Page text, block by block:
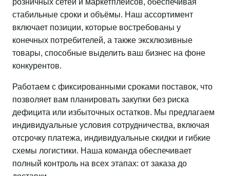
розничных сетей и маркетплейсов, обеспечивая
стабильные сроки и объёмы. Наш ассортимент
включает позиции, которые востребованы у
конечных потребителей, а также эксклюзивные
товары, способные выделить ваш бизнес на фоне
конкурентов.
Работаем с фиксированными сроками поставок, что
позволяет вам планировать закупки без риска
дефицита или избыточных остатков. Мы предлагаем
индивидуальные условия сотрудничества, включая
отсрочку платежа, индивидуальные скидки и гибкие
схемы логистики. Наша команда обеспечивает
полный контроль на всех этапах: от заказа до